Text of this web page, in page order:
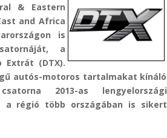
& Eastern
and Africa
is
a
Extrát (DTX).
autós-motoros tartalmakat kínáló
2013-as lengyelországi
a régió több országában is sikert